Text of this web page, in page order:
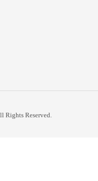
Rights Reserved.